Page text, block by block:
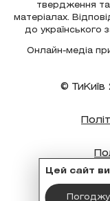
Цей сайт
твердження та
матеріалах.
до українського
Онлайн-медіа
© ТиКиїв